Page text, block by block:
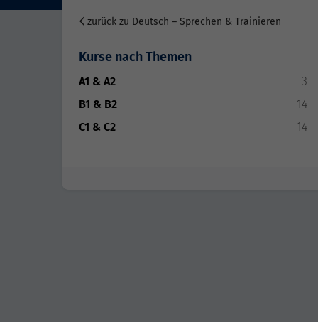
zurück zu Deutsch – Sprechen & Trainieren
Kurse nach Themen
A1 & A2
3
B1 & B2
14
C1 & C2
14